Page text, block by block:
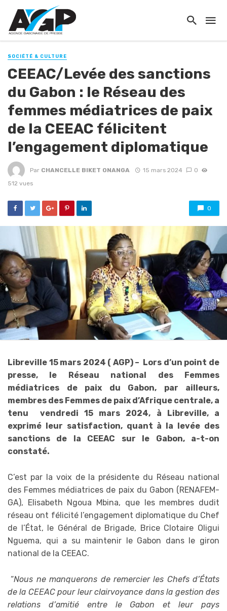
SOCIÉTÉ & CULTURE
CEEAC/Levée des sanctions
du Gabon : le Réseau des
femmes médiatrices de paix
de la CEEAC félicitent
l’engagement diplomatique
Par CHANCELLE BIKET ONANGA 15 mars 2024
0
512 vues
0
Libreville 15 mars 2024 ( AGP) – Lors d’un point de
presse, le Réseau national des Femmes
médiatrices de paix du Gabon, par ailleurs,
membres des Femmes de paix d’Afrique centrale, a
tenu vendredi 15 mars 2024, à Libreville, a
exprimé leur satisfaction, quant à la levée des
sanctions de la CEEAC sur le Gabon, a-t-on
constaté.
C’est par la voix de la présidente du Réseau national
des Femmes médiatrices de paix du Gabon (RENAFEM-
GA), Elisabeth Ngoua Mbina, que les membres dudit
réseau ont félicité l’engagement diplomatique du Chef
de l’État, le Général de Brigade, Brice Clotaire Oligui
Nguema, qui a su maintenir le Gabon dans le giron
national de la CEEAC.
“Nous ne manquerons de remercier les Chefs d’États
de la CEEAC pour leur clairvoyance dans la gestion des
relations d’amitié entre le Gabon et leur pays